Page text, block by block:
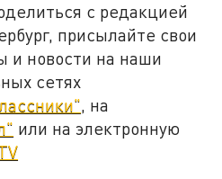
с редакцией
присылайте свои
и новости на наши
сетях
, на
или на электронную